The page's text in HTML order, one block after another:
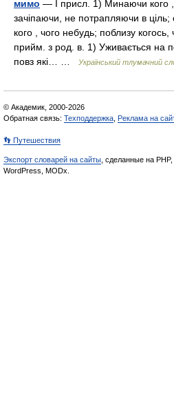
мимо — I присл. 1) Минаючи кого
зачіпаючи, не потрапляючи в
кого , чого небудь; поблизу когось,
прийм. з род. в. 1) Уживається на
повз які… …
Український тлумачний
© Академик, 2000-2026
Обратная связь: Техподдержка Реклама на
👣 Путешествия
Экспорт словарей на сайты , сделанные на PHP,
WordPress, MODx.